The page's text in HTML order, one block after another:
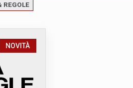
REGOLE
NOVITÀ